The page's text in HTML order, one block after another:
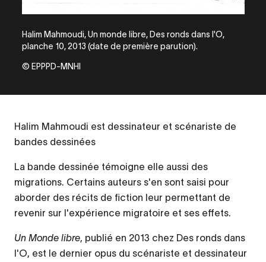
Halim Mahmoudi, Un monde libre, Des ronds dans l'O,
planche 10, 2013 (date de première parution).
© EPPPD-MNHI
Halim Mahmoudi est dessinateur et scénariste de
bandes dessinées
La bande dessinée témoigne elle aussi des
migrations. Certains auteurs s'en sont saisi pour
aborder des récits de fiction leur permettant de
revenir sur l'expérience migratoire et ses effets.
Un Monde libre, publié en 2013 chez Des ronds dans
l'O, est le dernier opus du scénariste et dessinateur